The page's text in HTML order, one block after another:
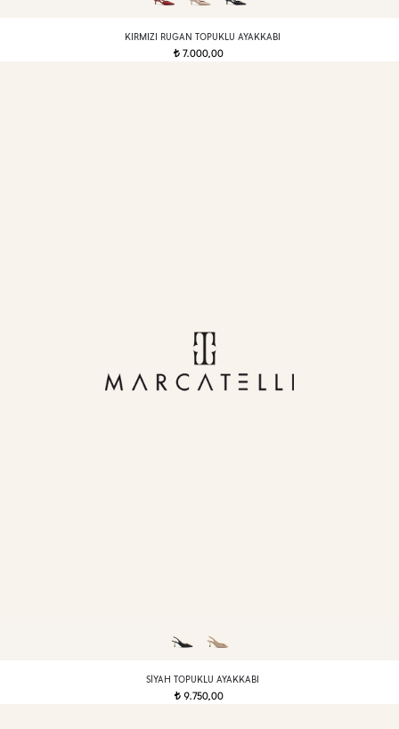
KIRMIZI RUGAN TOPUKLU AYAKKABI
t 7.000,00
SIYAH TOPUKLU AYAKKABI
t9.750,00